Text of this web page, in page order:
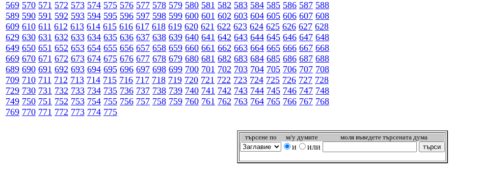
569 570 571 572 573 574 575 576 577 578 579 580 581 582 583 584 585 586 587 588
589 590 591 592 593 594 595 596 597 598 599 600 601 602 603 604 605 606 607 608
609 610 611 612 613 614 615 616 617 618 619 620 621 622 623 624 625 626 627 628
629 630 631 632 633 634 635 636 637 638 639 640 641 642 643 644 645 646 647 648
649 650 651 652 653 654 655 656 657 658 659 660 661 662 663 664 665 666 667 668
669 670 671 672 673 674 675 676 677 678 679 680 681 682 683 684 685 686 687 688
689 690 691 692 693 694 695 696 697 698 699 700 701 702 703 704 705 706 707 708
709 710 711 712 713 714 715 716 717 718 719 720 721 722 723 724 725 726 727 728
729 730 731 732 733 734 735 736 737 738 739 740 741 742 743 744 745 746 747 748
749 750 751 752 753 754 755 756 757 758 759 760 761 762 763 764 765 766 767 768
769 770 771 772 773 774 775
търсeне по м/у думите моля въведете търсената дума
и или